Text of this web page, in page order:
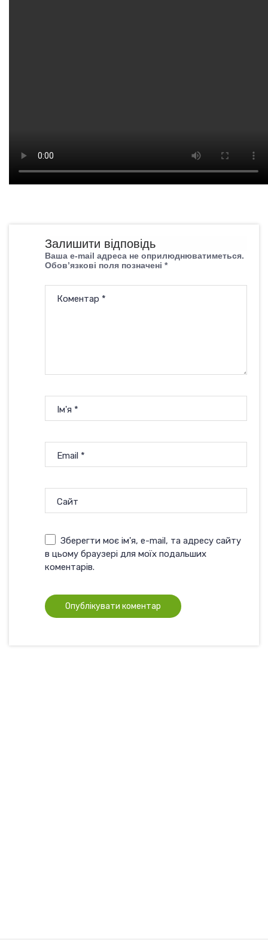
Залишити відповідь
Ваша e-mail адреса не оприлюднюватиметься.
Обов’язкові поля позначені *
Коментар *
Ім'я *
Email *
Сайт
Зберегти моє ім'я, e-mail, та адресу сайту
в цьому браузері для моїх подальших
коментарів.